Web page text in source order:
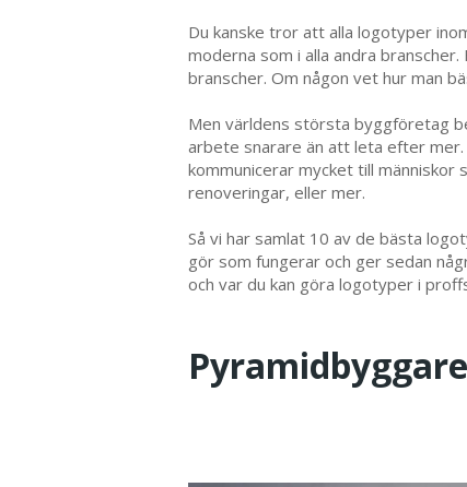
Du kanske tror att alla logotyper
moderna som i alla andra
branscher. Om någon vet hur man
Men världens största byggföretag
arbete snarare än att leta efter
kommunicerar mycket till
renoveringar, eller mer.
Så vi har samlat 10 av de bästa
gör som fungerar och ger sedan
och var du kan göra logotyper i
Pyramidbyggare